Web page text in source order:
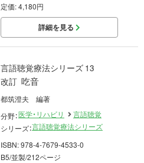
定価: 4,180円
詳細を見る
言語聴覚療法シリーズ 13
改訂 吃音
都筑澄夫 編著
分野：医学・リハビリ
言語聴覚
シリーズ：言語聴覚療法シリーズ
ISBN: 978-4-7679-4533-0
B5/並製/212ページ